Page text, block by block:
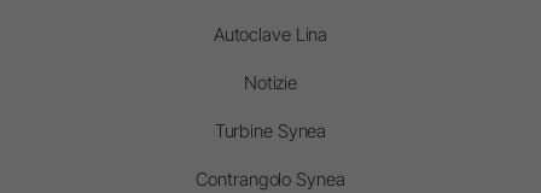
Autoclave Lina
Notizie
Turbine Synea
Contrangolo Synea